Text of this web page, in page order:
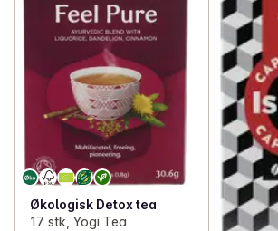
Økologisk Detox tea
17 stk, Yogi Tea